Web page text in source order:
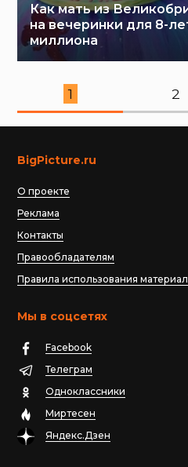
Как мать из
на вечеринки для 8-
миллиона
1 2
BigPicture.ru
О проекте
Реклама
Контакты
Правообладателям
Правила использования
Мы в соцсетях
Facebook
Телеграм
Одноклассники
Миртесен
Яндекс.Дзен